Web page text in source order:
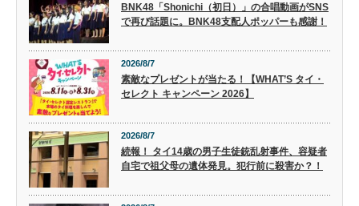
BNK48「Shonichi（初日）」の合唱動画がSNS
で再び話題に。BNK48支配人ポッパーも感謝！
2026/8/7
素敵なプレゼントが当たる！【WHAT’S タイ・
セレクト キャンペーン 2026】
2026/8/7
続報！ タイ14歳の男子生徒銃乱射事件、容疑者
自宅で祖父母の遺体発見。犯行前に殺害か？！